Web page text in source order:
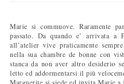
Marie si commuove. Raramente
passato. Da quando e’ arrivata
all’atelier vive praticamente
nella sua chambre de bonne con
stanca da non aver altro desiderio
letto ed addormentarsi il più